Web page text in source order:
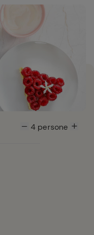
4persone